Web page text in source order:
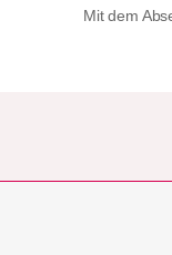
Mit dem